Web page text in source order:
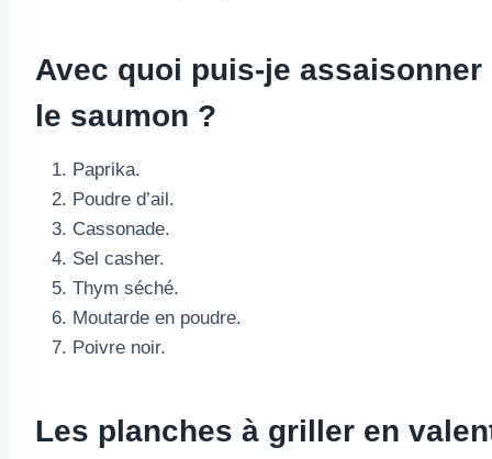
Avec quoi puis-je assaisonner
le saumon ?
Paprika.
Poudre d’ail.
Cassonade.
Sel casher.
Thym séché.
Moutarde en poudre.
Poivre noir.
Les planches à griller en